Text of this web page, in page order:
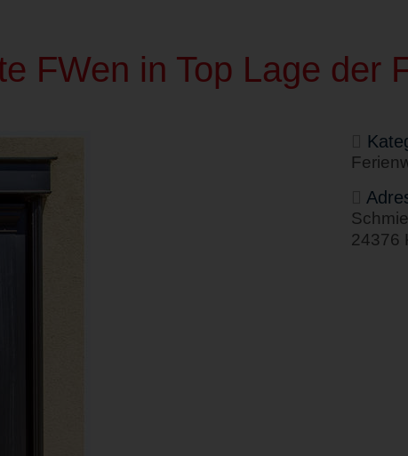
FWen in Top Lage der
24376